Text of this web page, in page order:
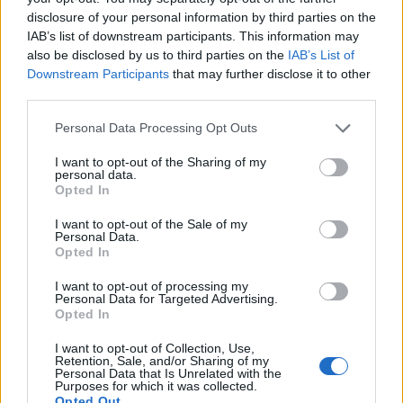
disclosure of your personal information by third parties on the
IAB’s list of downstream participants. This information may
also be disclosed by us to third parties on the IAB’s List of
Downstream Participants that may further disclose it to other
Please note that this website/app uses one or more Google
not limited to your visit or usage behaviour. You may click to
grant or deny consent to Google and its third-party tags to
use your data for below specified purposes in below Google
consent section.
Personal Data Processing Opt Outs
I want to opt-out of the Sharing of my
personal data.
Opted In
I want to opt-out of the Sale of my
Personal Data.
Opted In
I want to opt-out of processing my
Personal Data for Targeted Advertising.
Opted In
I want to opt-out of Collection, Use,
Retention, Sale, and/or Sharing of my
Personal Data that Is Unrelated with the
Purposes for which it was collected.
felüljárón
A tartós nyári hőség jelentős kihívás elé állítja a KM Építőt,
ennek ellenére folyamatosan halad az aszfaltozás.
Paks II.: Mit jelent az 5. blokk új
mérföldköve a felülvizsgálat
közelében lévő logisztikai bázis út- és
közműhálózatának fejlesztése